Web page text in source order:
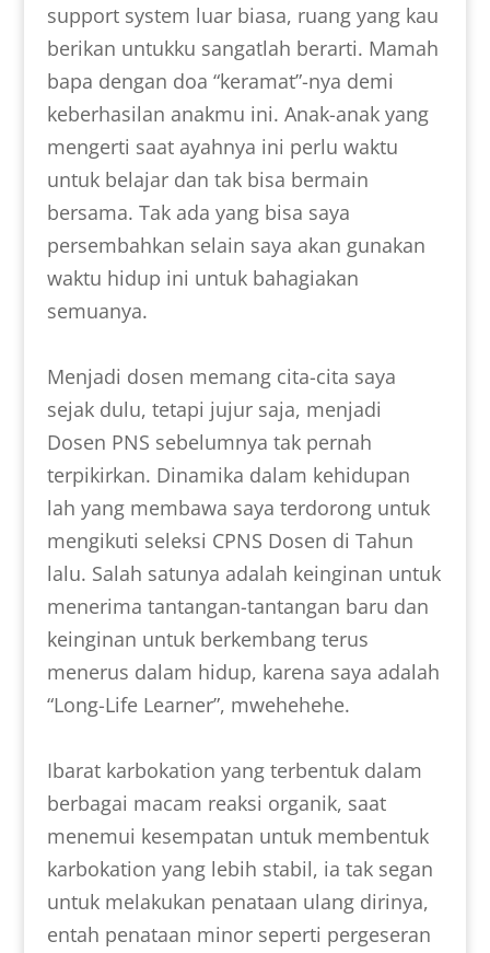
support system luar biasa, ruang yang kau
berikan untukku sangatlah berarti. Mamah
bapa dengan doa “keramat”-nya demi
keberhasilan anakmu ini. Anak-anak yang
mengerti saat ayahnya ini perlu waktu
untuk belajar dan tak bisa bermain
bersama. Tak ada yang bisa saya
persembahkan selain saya akan gunakan
waktu hidup ini untuk bahagiakan
semuanya.
Menjadi dosen memang cita-cita saya
sejak dulu, tetapi jujur saja, menjadi
Dosen PNS sebelumnya tak pernah
terpikirkan. Dinamika dalam kehidupan
lah yang membawa saya terdorong untuk
mengikuti seleksi CPNS Dosen di Tahun
lalu. Salah satunya adalah keinginan untuk
menerima tantangan-tantangan baru dan
keinginan untuk berkembang terus
menerus dalam hidup, karena saya adalah
“Long-Life Learner”, mwehehehe.
Ibarat karbokation yang terbentuk dalam
berbagai macam reaksi organik, saat
menemui kesempatan untuk membentuk
karbokation yang lebih stabil, ia tak segan
untuk melakukan penataan ulang dirinya,
entah penataan minor seperti pergeseran